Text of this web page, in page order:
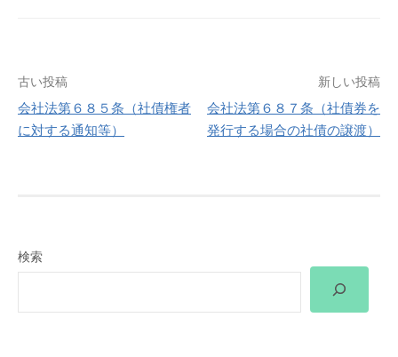
投
稿
ー
シ
古い投稿
会社法第６８５条（社債権者
に対する通知等）
新しい投稿
会社法第６８７条（社債券を
発行する場合の社債の譲渡）
検索